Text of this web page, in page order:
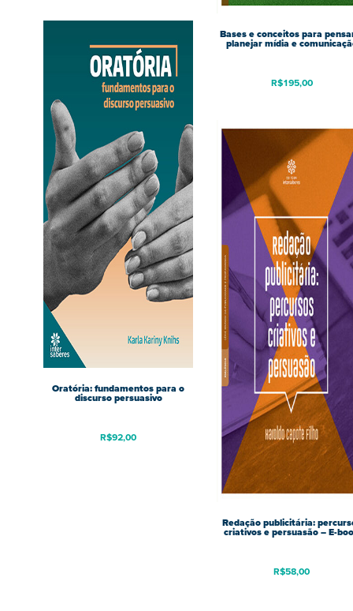
Bases e conceitos para
planejar mídia e
R$195,00
Oratória: fundamentos para o
discurso persuasivo
R$92,00
Redação publicitária:
criativos e persuasão – E-
R$58,00